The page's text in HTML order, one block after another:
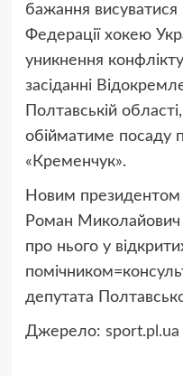
бажання висуватися
Федерації хокею
уникнення
засіданні
Полтавській
обійматиме посаду
«Кременчук».
Новим
Роман Миколайович
про нього у
депутата
Джерело: sport.pl.ua